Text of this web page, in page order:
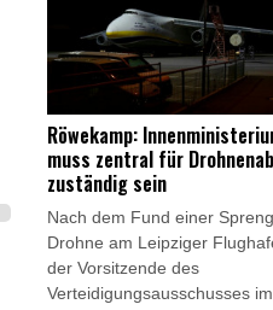
weitere Visa-Kategorien
werden, unter anderem auf
ausländische Journalisten,
berichtete "The Daily Signal".
Sprecherin des Weißen
Karoline Leavitt, teilte am
Donnerstag auf ihrem X-
entsprechenden Artikel - ohne
explizit zu bestätigen.
Röwekamp:
muss zentral für
zuständig sein
Nach dem Fund einer
Drohne am Leipziger
der Vorsitzende des
Verteidigungsausschusses im